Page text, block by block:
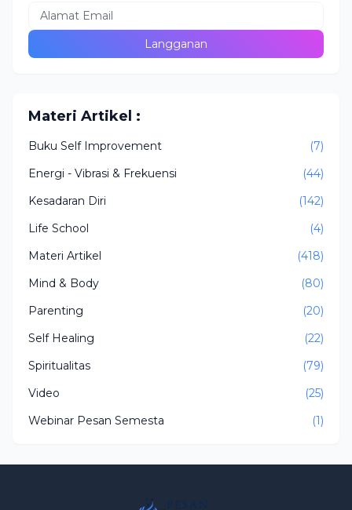
Materi Artikel :
Buku Self Improvement
(7)
Energi - Vibrasi & Frekuensi
(44)
Kesadaran Diri
(142)
Life School
(4)
Materi Artikel
(418)
Mind & Body
(80)
Parenting
(20)
Self Healing
(22)
Spiritualitas
(79)
Video
(25)
Webinar Pesan Semesta
(1)